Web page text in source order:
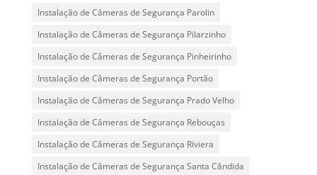
Instalação de Câmeras de Segurança Parolin
Instalação de Câmeras de Segurança Pilarzinho
Instalação de Câmeras de Segurança Pinheirinho
Instalação de Câmeras de Segurança Portão
Instalação de Câmeras de Segurança Prado Velho
Instalação de Câmeras de Segurança Rebouças
Instalação de Câmeras de Segurança Riviera
Instalação de Câmeras de Segurança Santa Cândida